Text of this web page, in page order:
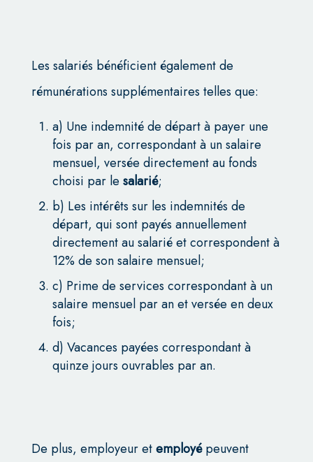
Les salariés bénéficient également de
rémunérations supplémentaires telles que:
a) Une indemnité de départ à payer une
fois par an, correspondant à un salaire
mensuel, versée directement au fonds
choisi par le salarié;
b) Les intérêts sur les indemnités de
départ, qui sont payés annuellement
directement au salarié et correspondent à
12% de son salaire mensuel;
c) Prime de services correspondant à un
salaire mensuel par an et versée en deux
fois;
d) Vacances payées correspondant à
quinze jours ouvrables par an.
De plus, employeur etemployépeuvent